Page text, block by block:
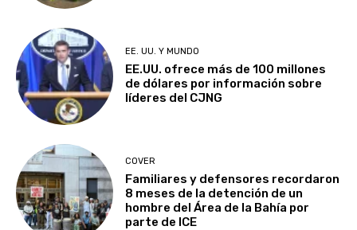
EE. UU. Y MUNDO
EE.UU. ofrece más de 100 millones
de dólares por información sobre
líderes del CJNG
COVER
Familiares y defensores recordaron
8 meses de la detención de un
hombre del Área de la Bahía por
parte de ICE